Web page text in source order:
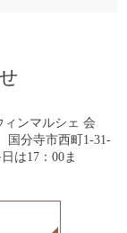
ンマルシェ 会
分寺市西町1-31-
は17：00ま